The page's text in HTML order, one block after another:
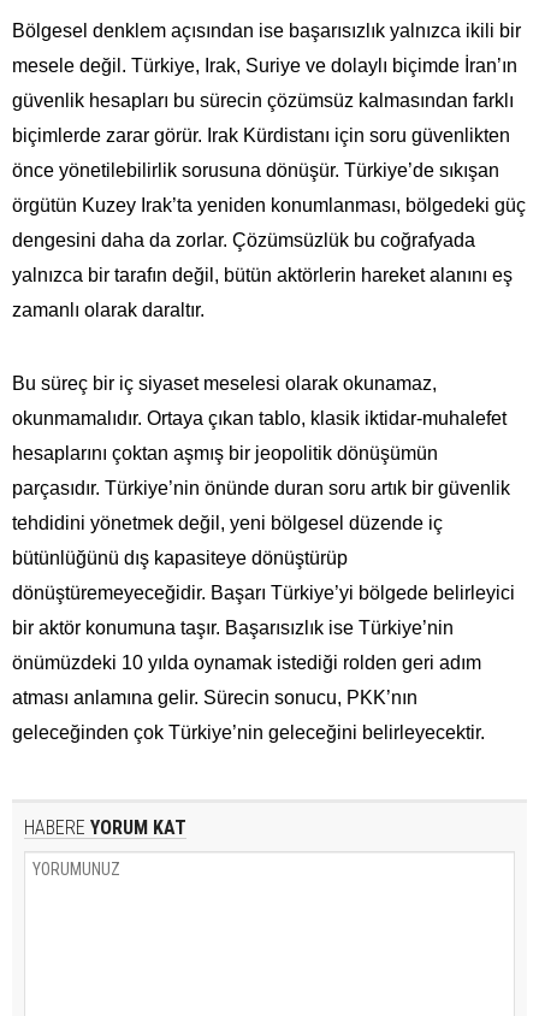
Bölgesel denklem açısından ise başarısızlık yalnızca ikili bir
mesele değil. Türkiye, Irak, Suriye ve dolaylı biçimde İran’ın
güvenlik hesapları bu sürecin çözümsüz kalmasından farklı
biçimlerde zarar görür. Irak Kürdistanı için soru güvenlikten
önce yönetilebilirlik sorusuna dönüşür. Türkiye’de sıkışan
örgütün Kuzey Irak’ta yeniden konumlanması, bölgedeki güç
dengesini daha da zorlar. Çözümsüzlük bu coğrafyada
yalnızca bir tarafın değil, bütün aktörlerin hareket alanını eş
zamanlı olarak daraltır.
Bu süreç bir iç siyaset meselesi olarak okunamaz,
okunmamalıdır. Ortaya çıkan tablo, klasik iktidar-muhalefet
hesaplarını çoktan aşmış bir jeopolitik dönüşümün
parçasıdır. Türkiye’nin önünde duran soru artık bir güvenlik
tehdidini yönetmek değil, yeni bölgesel düzende iç
bütünlüğünü dış kapasiteye dönüştürüp
dönüştüremeyeceğidir. Başarı Türkiye’yi bölgede belirleyici
bir aktör konumuna taşır. Başarısızlık ise Türkiye’nin
önümüzdeki 10 yılda oynamak istediği rolden geri adım
atması anlamına gelir. Sürecin sonucu, PKK’nın
geleceğinden çok Türkiye’nin geleceğini belirleyecektir.
HABERE YORUM KAT